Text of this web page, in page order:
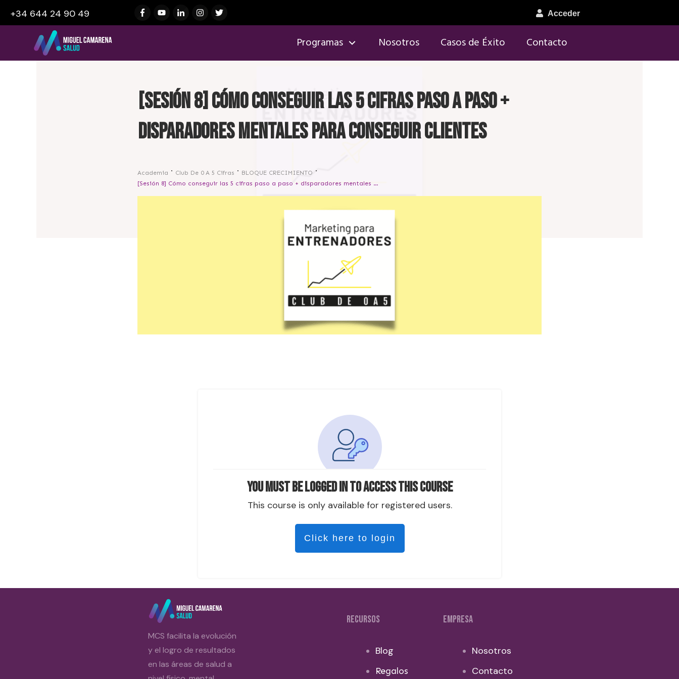
+34 644 24 90 49 Acceder
Programas Nosotros Casos de Éxito Contacto
[Sesión 8] Cómo conseguir las 5 cifras paso a paso +
disparadores mentales para conseguir clientes
Academia Club De 0 A 5 Cifras
BLOQUE CRECIMIENTO
[Sesión 8] Cómo conseguir las 5 cifras paso a paso + disparadores mentales para conseguir clientes
You must be logged in to access this course
This course is only available for registered users.
Click here to login
MCS facilita la evolución
y el logro de resultados
en las áreas de salud a
RECURSOS
Blog
Regalos
EMPRESA
Nosotros
Contacto